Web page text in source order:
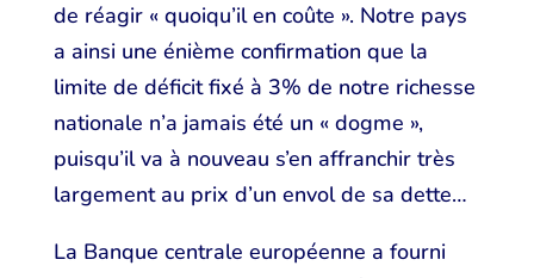
de réagir « quoiqu’il en coûte ». Notre pays
a ainsi une énième confirmation que la
limite de déficit fixé à 3% de notre richesse
nationale n’a jamais été un « dogme »,
puisqu’il va à nouveau s’en affranchir très
largement au prix d’un envol de sa dette…
La Banque centrale européenne a fourni